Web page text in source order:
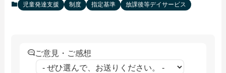
ご意見・ご感想
児童発達支援 制度 指定基準 放課後等デイサービス